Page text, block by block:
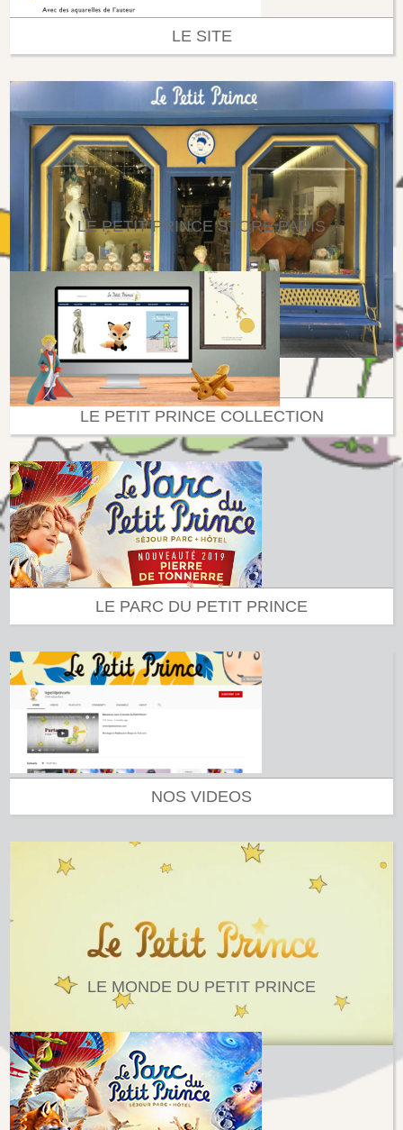
LE SITE
LE PETIT PRINCE STORE PARIS
LE PETIT PRINCE COLLECTION
LE PARC DU PETIT PRINCE
NOS VIDEOS
LE MONDE DU PETIT PRINCE